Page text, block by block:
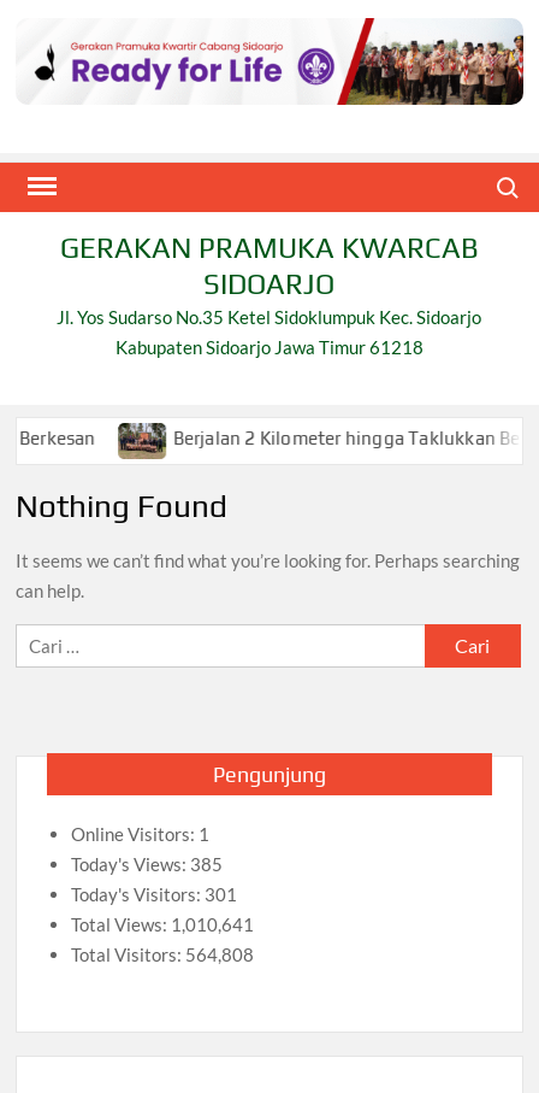
content
GERAKAN PRAMUKA KWARCAB
SIDOARJO
Jl. Yos Sudarso No.35 Ketel Sidoklumpuk Kec. Sidoarjo
Kabupaten Sidoarjo Jawa Timur 61218
Berjalan 2 Kilometer hingga Taklukkan Beragam
Nothing Found
It seems we can’t find what you’re looking for. Perhaps searching
can help.
Cari
untuk:
Pengunjung
Online Visitors: 1
Today's Views: 385
Today's Visitors: 301
Total Views: 1,010,641
Total Visitors: 564,808